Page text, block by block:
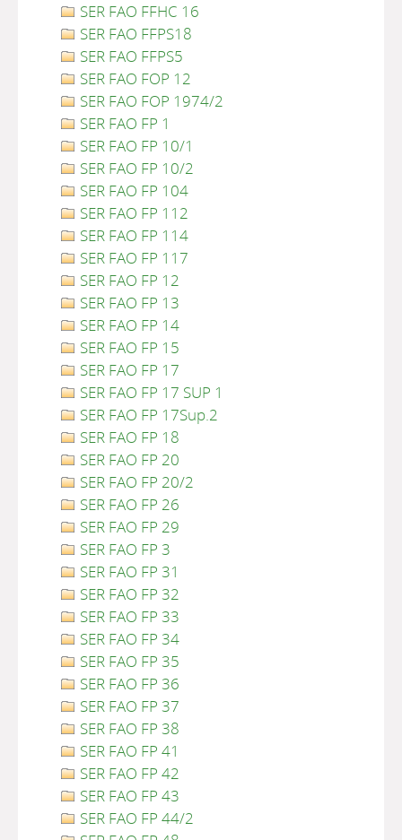
SER FAO FFHC 16
SER FAO FFPS18
SER FAO FFPS5
SER FAO FOP 12
SER FAO FOP 1974/2
SER FAO FP 1
SER FAO FP 10/1
SER FAO FP 10/2
SER FAO FP 104
SER FAO FP 112
SER FAO FP 114
SER FAO FP 117
SER FAO FP 12
SER FAO FP 13
SER FAO FP 14
SER FAO FP 15
SER FAO FP 17
SER FAO FP 17 SUP 1
SER FAO FP 17Sup.2
SER FAO FP 18
SER FAO FP 20
SER FAO FP 20/2
SER FAO FP 26
SER FAO FP 29
SER FAO FP 3
SER FAO FP 31
SER FAO FP 32
SER FAO FP 33
SER FAO FP 34
SER FAO FP 35
SER FAO FP 36
SER FAO FP 37
SER FAO FP 38
SER FAO FP 41
SER FAO FP 42
SER FAO FP 43
SER FAO FP 44/2